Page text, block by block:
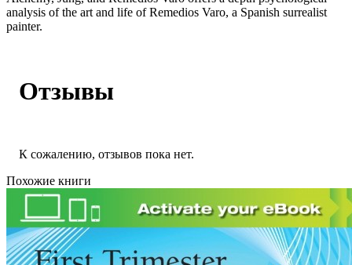
analysis of the art and life of Remedios Varo, a Spanish surrealist
painter.
Отзывы
К сожалению, отзывов пока нет.
Похожие книги